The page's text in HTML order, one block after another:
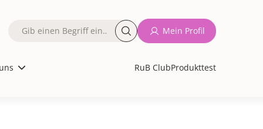
RuB ClubProdukttest
Fulltext
Mein Profil